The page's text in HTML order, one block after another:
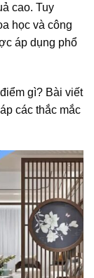
cao. Tuy
học và công
áp dụng phổ
gì? Bài viết
các thắc mắc